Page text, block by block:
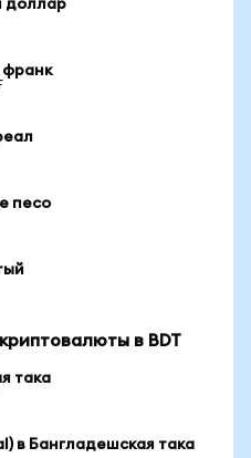
доллар
франк
песо
в BDT
така
в Бангладешская така